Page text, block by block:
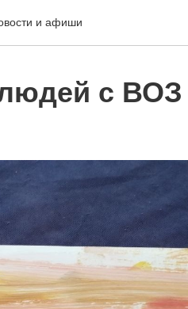
и афиши
с ВОЗ